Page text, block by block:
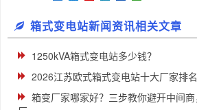
箱式变电站新闻资讯相关文章
1250kVA箱式变电站多少钱？
2026江苏欧式箱式变电站十大厂家排名
箱变厂家哪家好？三步教你避开中间